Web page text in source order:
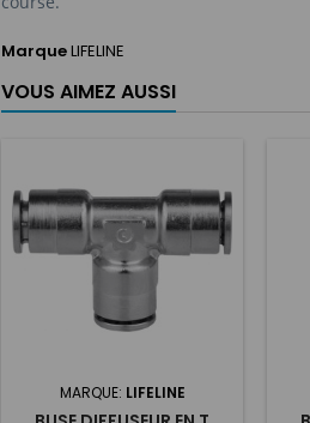
MarqueLIFELINE
VOUS AIMEZ AUSSI
MARQUE: LIFELINE